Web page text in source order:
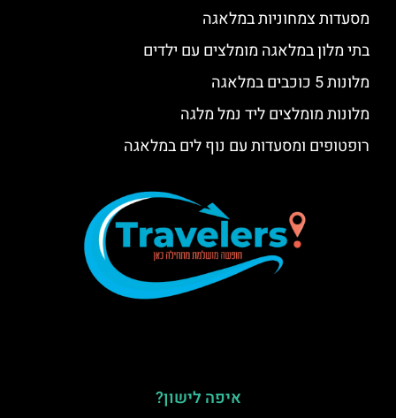
מסעדות צמחוניות במלאגה
בתי מלון במלאגה מומלצים עם ילדים
מלונות 5 כוכבים במלאגה
מלונות מומלצים ליד נמל מלגה
רופטופים ומסעדות עם נוף לים במלאגה
איפה לישון?